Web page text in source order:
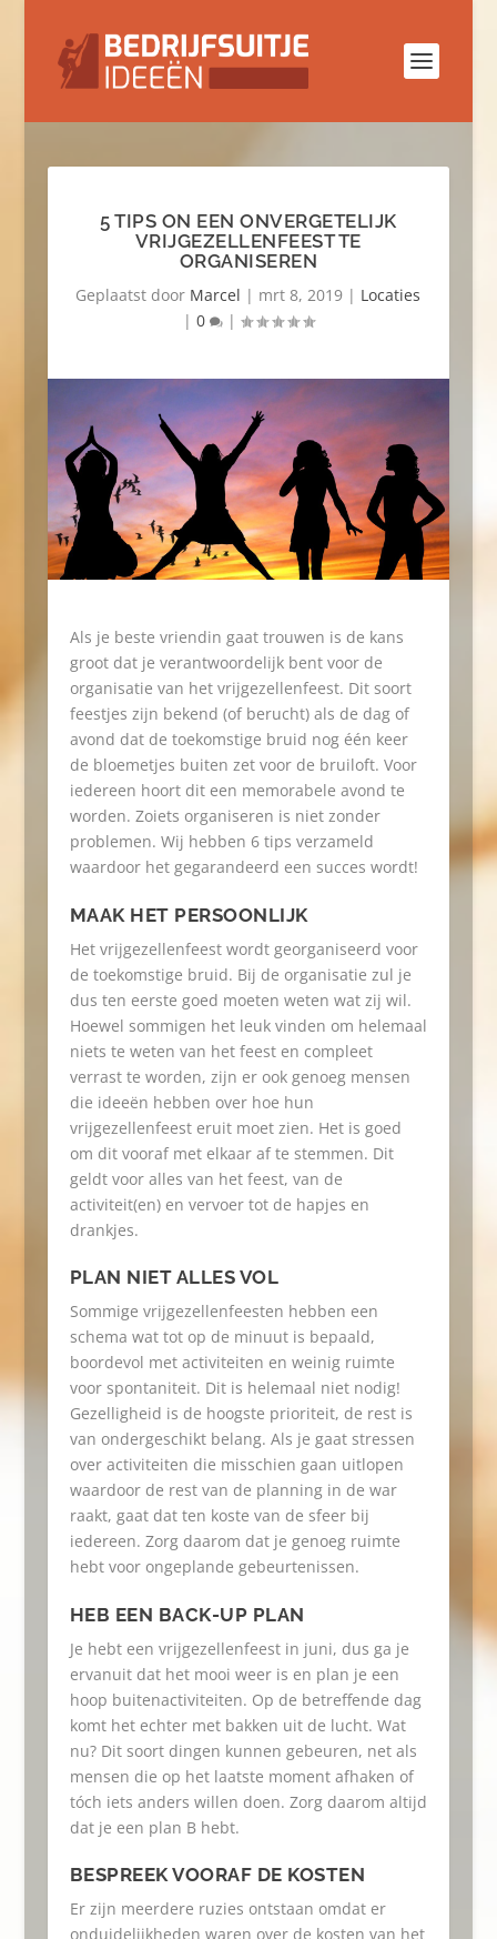
5 TIPS ON EEN ONVERGETELIJK
VRIJGEZELLENFEEST TE
ORGANISEREN
Geplaatst door Marcel | mrt 8, 2019 | Locaties
| 0 |
Als je beste vriendin gaat trouwen is de kans
groot dat je verantwoordelijk bent voor de
organisatie van het vrijgezellenfeest. Dit soort
feestjes zijn bekend (of berucht) als de dag of
avond dat de toekomstige bruid nog één keer
de bloemetjes buiten zet voor de bruiloft. Voor
iedereen hoort dit een memorabele avond te
worden. Zoiets organiseren is niet zonder
problemen. Wij hebben 6 tips verzameld
waardoor het gegarandeerd een succes wordt!
MAAK HET PERSOONLIJK
Het vrijgezellenfeest wordt georganiseerd voor
de toekomstige bruid. Bij de organisatie zul je
dus ten eerste goed moeten weten wat zij wil.
Hoewel sommigen het leuk vinden om helemaal
niets te weten van het feest en compleet
verrast te worden, zijn er ook genoeg mensen
die ideeën hebben over hoe hun
vrijgezellenfeest eruit moet zien. Het is goed
om dit vooraf met elkaar af te stemmen. Dit
geldt voor alles van het feest, van de
activiteit(en) en vervoer tot de hapjes en
drankjes.
PLAN NIET ALLES VOL
Sommige vrijgezellenfeesten hebben een
schema wat tot op de minuut is bepaald,
boordevol met activiteiten en weinig ruimte
voor spontaniteit. Dit is helemaal niet nodig!
Gezelligheid is de hoogste prioriteit, de rest is
van ondergeschikt belang. Als je gaat stressen
over activiteiten die misschien gaan uitlopen
waardoor de rest van de planning in de war
raakt, gaat dat ten koste van de sfeer bij
iedereen. Zorg daarom dat je genoeg ruimte
hebt voor ongeplande gebeurtenissen.
HEB EEN BACK-UP PLAN
Je hebt een vrijgezellenfeest in juni, dus ga je
ervanuit dat het mooi weer is en plan je een
hoop buitenactiviteiten. Op de betreffende dag
komt het echter met bakken uit de lucht. Wat
nu? Dit soort dingen kunnen gebeuren, net als
mensen die op het laatste moment afhaken of
tóch iets anders willen doen. Zorg daarom altijd
dat je een plan B hebt.
BESPREEK VOORAF DE KOSTEN
Er zijn meerdere ruzies ontstaan omdat er
onduidelijkheden waren over de kosten van het